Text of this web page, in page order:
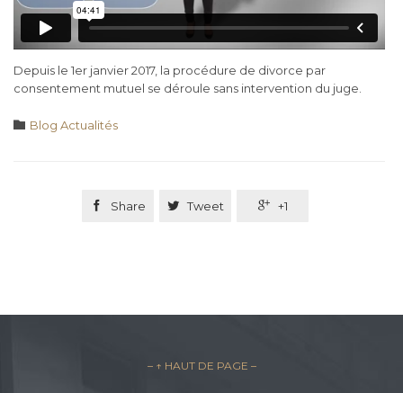
Depuis le 1er janvier 2017, la procédure de divorce par
consentement mutuel se déroule sans intervention du juge.
 Category
Blog Actualités
 Share  Tweet  +1
– ↑ HAUT DE PAGE –